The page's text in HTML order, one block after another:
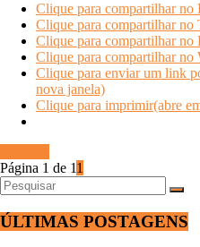
Clique para compartilhar no
Clique para compartilhar no
Clique para compartilhar
Clique para compartilhar no
Clique para enviar um link
nova janela)
Clique para imprimir(abre
Página 1 de 11
ÚLTIMAS POSTAGENS